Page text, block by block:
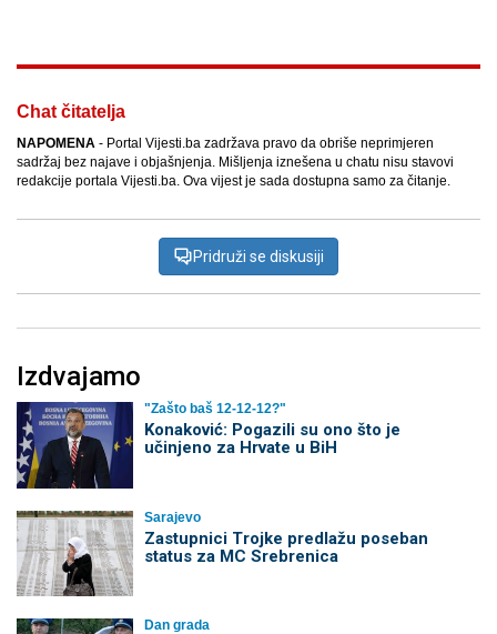
Chat čitatelja
NAPOMENA - Portal Vijesti.ba zadržava pravo da obriše neprimjeren
sadržaj bez najave i objašnjenja. Mišljenja iznešena u chatu nisu stavovi
redakcije portala Vijesti.ba. Ova vijest je sada dostupna samo za čitanje.
Pridruži se diskusiji
Izdvajamo
"Zašto baš 12-12-12?"
Konaković: Pogazili su ono što je
učinjeno za Hrvate u BiH
Sarajevo
Zastupnici Trojke predlažu poseban
status za MC Srebrenica
Dan grada